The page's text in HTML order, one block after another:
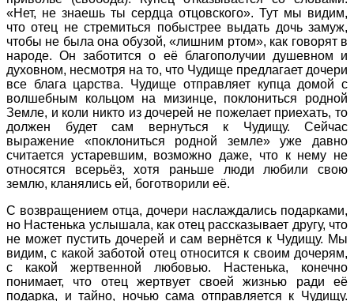
«Нет, не знаешь ты сердца отцовского». Тут мы видим,
что отец не стремиться побыстрее выдать дочь замуж,
чтобы не была она обузой, «лишним ртом», как говорят в
народе. Он заботится о её благополучии душевном и
духовном, несмотря на то, что Чудище предлагает дочери
все блага царства. Чудище отправляет купца домой с
волшебным кольцом на мизинце, поклониться родной
Земле, и коли никто из дочерей не пожелает приехать, то
должен будет сам вернуться к Чудищу. Сейчас
выражение «поклониться родной земле» уже давно
считается устаревшим, возможно даже, что к нему не
относятся всерьёз, хотя раньше люди любили свою
землю, кланялись ей, боготворили её.
С возвращением отца, дочери наслаждались подарками,
но Настенька услышала, как отец рассказывает другу, что
не может пустить дочерей и сам вернётся к Чудищу. Мы
видим, с какой заботой отец относится к своим дочерям,
с какой жертвенной любовью. Настенька, конечно
понимает, что отец жертвует своей жизнью ради её
подарка, и тайно, ночью сама отправляется к Чудищу.